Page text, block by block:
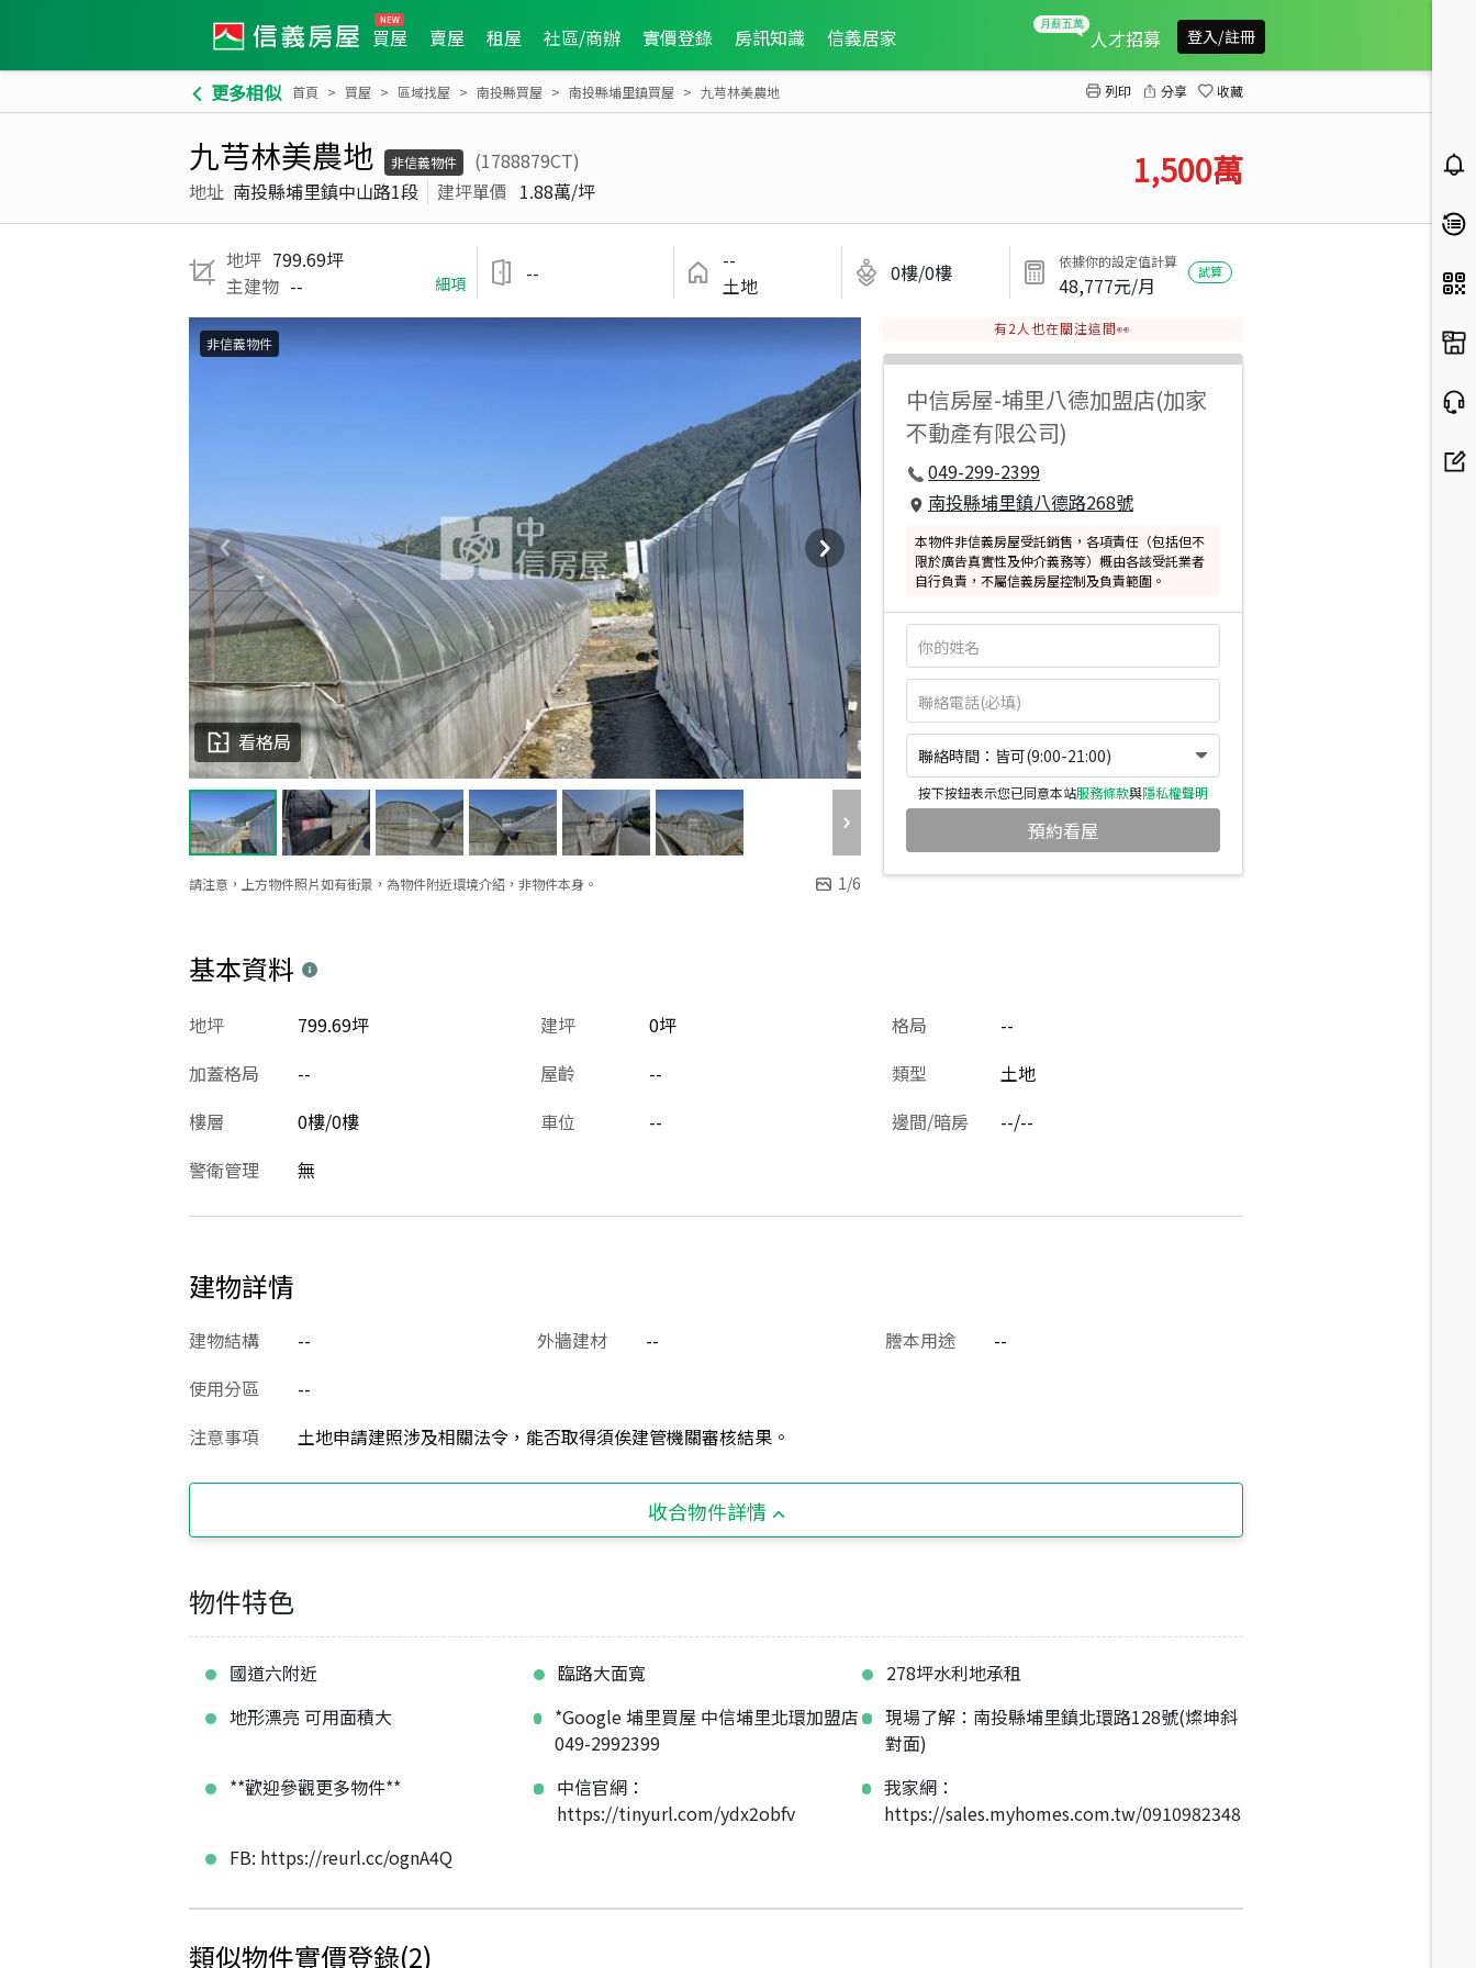
買屋 賣屋 租屋 社區/商辦 實價登錄 房訊知識 信義居家 人才招募 登入/註冊
更多相似 首頁 買屋 區域找屋 南投縣買屋 南投縣埔里鎮買屋 九芎林美農地 列印 分享 收藏
九芎林美農地 非信義物件
(1788879CT)
地址 南投縣埔里鎮中山路1段 建坪單價 1.88萬/坪 1,500萬
地坪 799.69坪
主建物 -- 細項 --
--
土地
0樓/0樓 依據你的設定值計算
48,777元/月
試算
請注意，上方物件照片如有街景，為物件附近環境介紹，非物件本身。 1/6
看格局
非信義物件
有2 人也在關注這間👀
中信房屋-埔里八德加盟店(加家
不動產有限公司)
049-299-2399
南投縣埔里鎮八德路268號
本物件非信義房屋受託銷售，各項責任（包括但不
限於廣告真實性及仲介義務等）概由各該受託業者
自行負責，不屬信義房屋控制及負責範圍。
聯絡時間：皆可(9:00-21:00)
按下按鈕表示您已同意本站服務條款與隱私權聲明
預約看屋
基本資料
建坪 0坪
地坪 799.69坪 格局
--
加蓋格局
-- 屋齡 -- 類型
土地
樓層
0樓/0樓 車位 -- 邊間/暗房
--/--
警衛管理
無
建物詳情
建物結構 -- 外牆建材 -- 謄本用途
--
使用分區
--
注意事項
土地申請建照涉及相關法令，能否取得須俟建管機關審核結果。
收合物件詳情
物件特色
國道六附近 臨路大面寬
278坪水利地承租
地形漂亮 可用面積大
*Google 埔里買屋 中信埔里北環加盟店
049-2992399
現場了解：南投縣埔里鎮北環路128號(燦坤斜
對面)
**歡迎參觀更多物件**
中信官網：
https://tinyurl.com/ydx2obfv
我家網：
https://sales.myhomes.com.tw/0910982348
FB: https://reurl.cc/ognA4Q
類似物件實價登錄(2)